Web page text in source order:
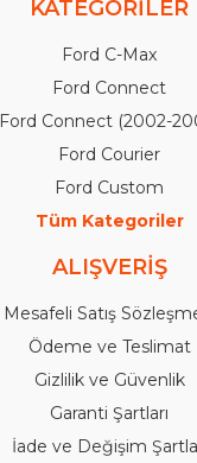
KATEGORİLER
Ford C-Max
Ford Connect
Ford Connect (2002-
Ford Courier
Ford Custom
Tüm Kategoriler
ALIŞVERİŞ
Mesafeli Satış
Ödeme ve Teslimat
Gizlilik ve Güvenlik
Garanti Şartları
İade ve Değişim